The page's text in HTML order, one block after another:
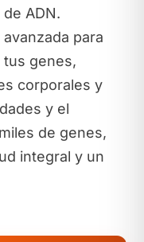
ADN.
para
genes,
corporales y
y el
de genes,
integral y un